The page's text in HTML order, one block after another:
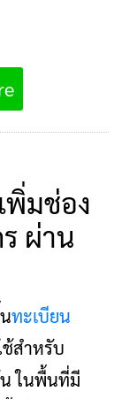
พิ่มช่อง
ผ่าน
ทะเบียน
ช้สำหรับ
ในพื้นที่มี